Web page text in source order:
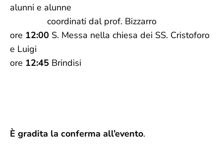
alunni e alunne
coordinati dal prof. Bizzarro
ore 12:00 S. Messa nella chiesa dei SS. Cristoforo
e Luigi
ore 12:45 Brindisi
È gradita la conferma all’evento.